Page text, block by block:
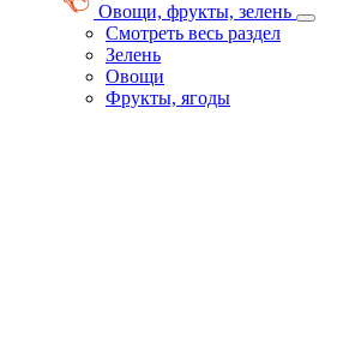
Овощи, фрукты, зелень
Смотреть весь раздел
Зелень
Овощи
Фрукты, ягоды